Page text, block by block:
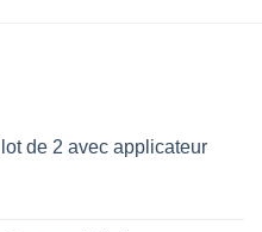
de 2 avec applicateur